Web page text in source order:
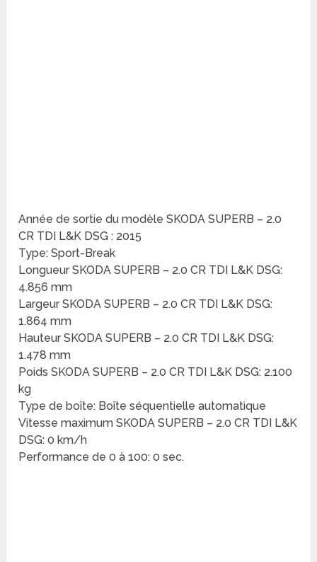
Année de sortie du modèle SKODA SUPERB – 2.0
CR TDI L&K DSG : 2015
Type: Sport-Break
Longueur SKODA SUPERB – 2.0 CR TDI L&K DSG:
4.856 mm
Largeur SKODA SUPERB – 2.0 CR TDI L&K DSG:
1.864 mm
Hauteur SKODA SUPERB – 2.0 CR TDI L&K DSG:
1.478 mm
Poids SKODA SUPERB – 2.0 CR TDI L&K DSG: 2.100
kg
Type de boîte: Boîte séquentielle automatique
Vitesse maximum SKODA SUPERB – 2.0 CR TDI L&K
DSG: 0 km/h
Performance de 0 à 100: 0 sec.